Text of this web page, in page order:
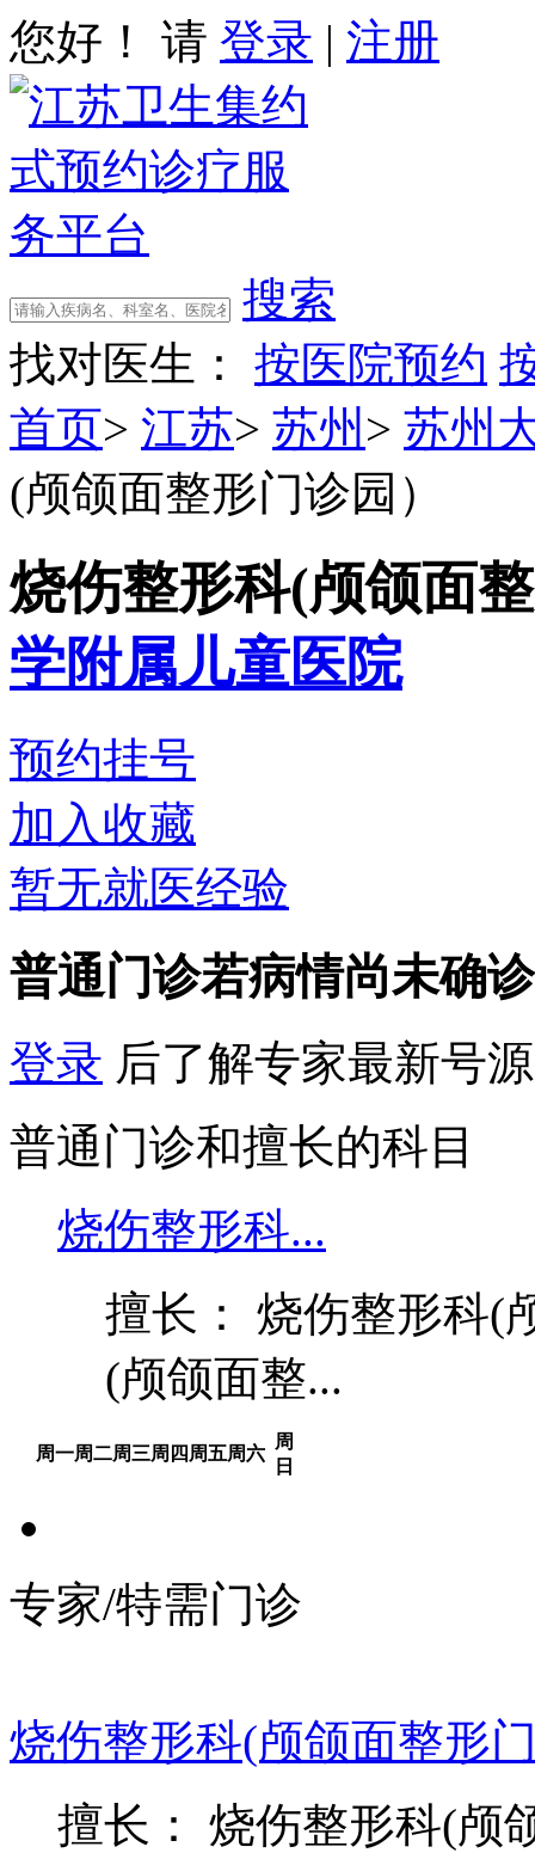
您好！ 请 登录 | 注册
搜索
找对医生：
按医院预约
首页> 江苏> 苏州 > 苏州
(颅颌面整形门诊园）
烧伤整形科(颅颌面
学附属儿童医院
预约挂号
加入收藏
暂无就医经验
普通门诊若病情尚未确
登录 后了解专家最新号
普通门诊和擅长的科目
烧伤整形科...
擅长： 烧伤整形科(
(颅颌面整...
周一周二周三周四 周五周六
周
日
专家/特需门诊
烧伤整形科(颅颌面整形
擅长： 烧伤整形科(颅